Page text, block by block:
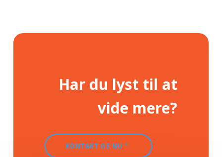
Har du lyst til at
vide mere?
KONTAKT OS NU